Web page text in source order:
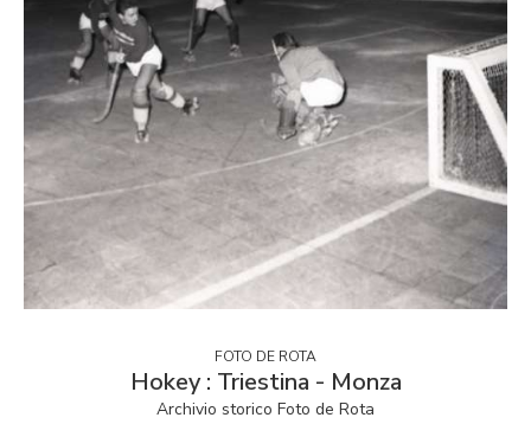
FOTO DE ROTA
Hokey : Triestina - Monza
Archivio storico Foto de Rota